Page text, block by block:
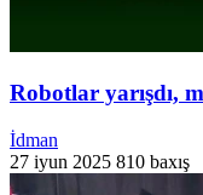
Robotlar yarışdı,
İdman
27 iyun 2025 810 baxış